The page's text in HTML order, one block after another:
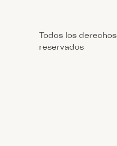
Todos los derechos
reservados